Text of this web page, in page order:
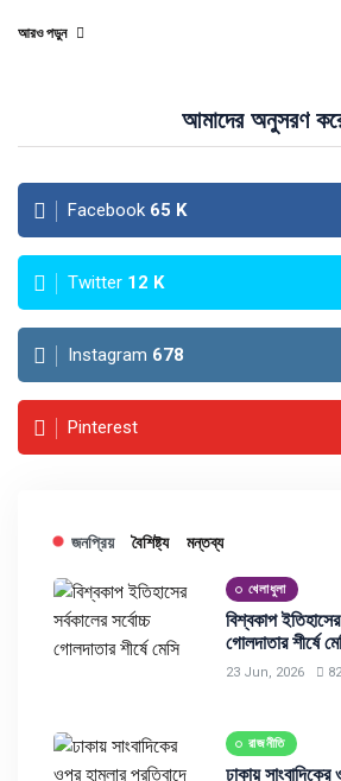
আরও পড়ুন
আমাদের অনুসরণ
Facebook 65 K
Twitter 12 K
Instagram 678
Pinterest
জনপ্রিয় বৈশিষ্ট্য মন্তব্য
খেলাধুলা
বিশ্বকাপ
গোলদাতার শীর্ষে
23 Jun, 2026
রাজনীতি
ঢাকায়